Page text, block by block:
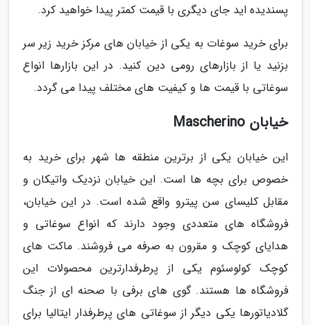
پسندیده اید جای دیگری با قیمت کمتر پیدا خواهید کرد.
برای خرید سوغات به یکی از خیابان های مرکز خرید زیر سر
بزنید یا از بازارهای رومی دین کنید. در این بازارها انواع
سوغاتی با قیمت ها و کیفیت های مختلف پیدا می گردد.
خیابان Mascherino
این خیابان یکی از برترین منطقه ها شهر برای خرید به
خصوص برای بچه ها است. این خیابان نزدیک واتیکان و
مقابل کلیسای سن پیترو واقع شده است. در این خیابان،
فروشگاه های متعددی وجود دارند که انواع سوغاتی و
هدایای کوچک و مقرون به صرفه می فروشند. ماکت های
کوچک کولوسئوم یکی از پرطرفدارترین محصولات این
فروشگاه ها هستند. گوی های برفی با صحنه ای از جنگ
گلادیاتورها یکی دیگر از سوغاتی های پرطرفدار ایتالیا برای